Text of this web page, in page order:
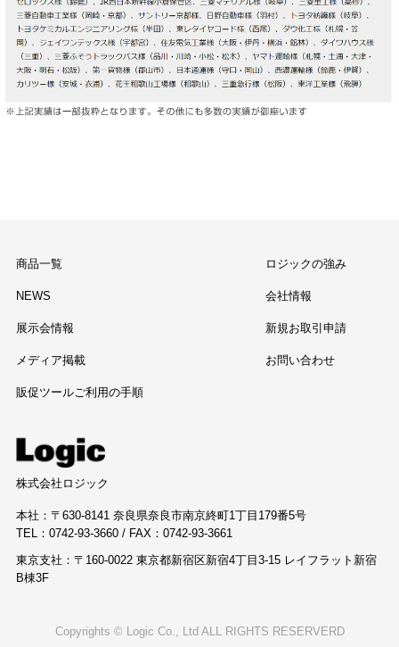
商品一覧
NEWS
展示会情報
メディア掲載
販促ツールご利用の手順
ロジックの強み
会社情報
新規お取引申請
お問い合わせ
株式会社ロジック
本社：〒630-8141 奈良県奈良市南京終町1丁目179番5号
TEL：0742-93-3660 / FAX：0742-93-3661
東京支社：〒160-0022 東京都新宿区新宿4丁目3-15 レイフラット新宿
B棟3F
Copyrights © Logic Co., Ltd ALL RIGHTS RESERVERD